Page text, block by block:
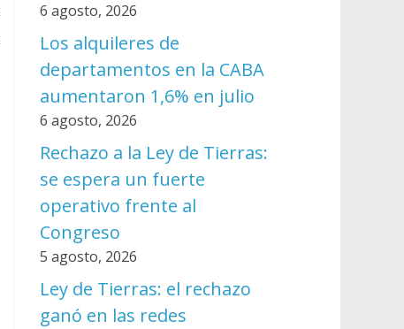
6 agosto, 2026
Los alquileres de
departamentos en la CABA
aumentaron 1,6% en julio
6 agosto, 2026
Rechazo a la Ley de Tierras:
se espera un fuerte
operativo frente al
Congreso
5 agosto, 2026
Ley de Tierras: el rechazo
ganó en las redes